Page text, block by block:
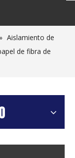
» Aislamiento de
de fibra de